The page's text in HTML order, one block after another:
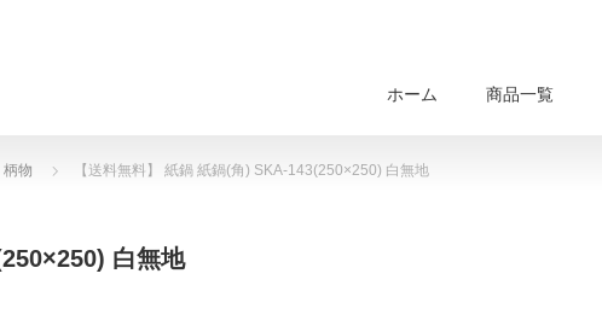
ホーム 商品一覧
物 【送料無料】 紙鍋 紙鍋(角) SKA-143(250×250) 白無地
白無地